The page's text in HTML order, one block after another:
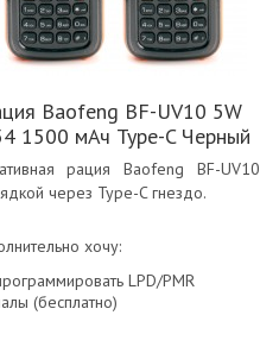
Baofeng BF-UV10 5W
1500 мАч Type-C Черный
рация Baofeng BF-UV10
через Type-C гнездо.
хочу:
LPD/PMR
(бесплатно)